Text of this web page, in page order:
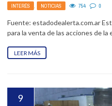
INTERÉS , NOTICIAS 754 0
Fuente: estadodealerta.com.ar
para la venta de las acciones de la
LEER MÁS
9